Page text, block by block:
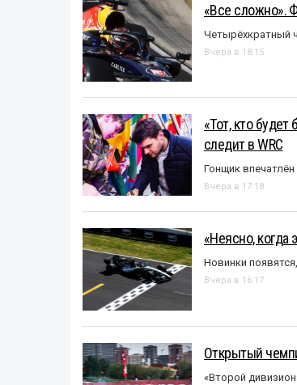
«Все сложно».
Четырёхкратный
Вчера в 18:15
«Тот, кто
следит в WRC
Гонщик
Вчера в 17:18
«Неясно, когда
Новинки
Вчера в 16:17
Открытый
«Второй